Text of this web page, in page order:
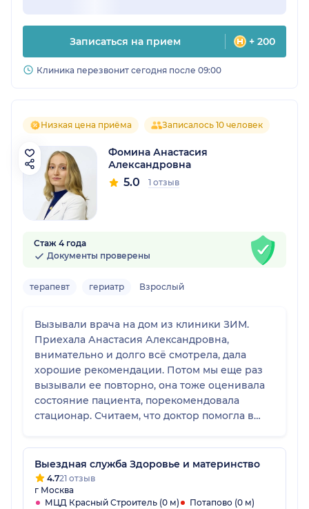
Записаться на прием + 200
Клиника перезвонит сегодня после 09:00
Низкая цена приёма Записалось 10 человек
Фомина Анастасия
Александровна
5.0 1 отзыв
Стаж 4 года
Документы проверены
терапевт гериатр Взрослый
Вызывали врача на дом из клиники ЗИМ.
Приехала Анастасия Александровна,
внимательно и долго всё смотрела, дала
хорошие рекомендации. Потом мы еще раз
вызывали ее повторно, она тоже оценивала
состояние пациента, порекомендовала
стационар. Считаем, что доктор помогла в
молодой, но все достаточно
профессионально и четко сделала. Приехала
вовремя, все меры предосторожности
соблюдала.
Выездная служба Здоровье и материнство
4.721 отзыв
г Москва
МЦД Красный Строитель (0 м)
Потапово (0 м)